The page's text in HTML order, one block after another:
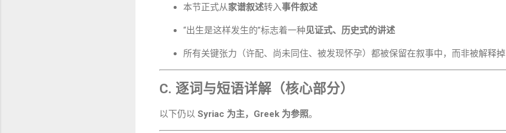
本节正式从家谱叙述转入事件叙述
“出生是这样发生的”标志着一种见证式、历史式的讲述
所有关键张力（许配、尚未同住、被发现怀孕）都被保留在叙事中，而非被解释掉
C. 逐词与短语详解（核心部分）
以下仍以 Syriac 为主，Greek 为参照。